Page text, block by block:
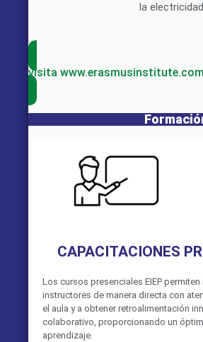
la
visita
CAPACITACIONES
Los cursos presenciales EIEP
instructores de manera directa con
el aula y a obtener retroalimentación
colaborativo, proporcionando un
aprendizaje.